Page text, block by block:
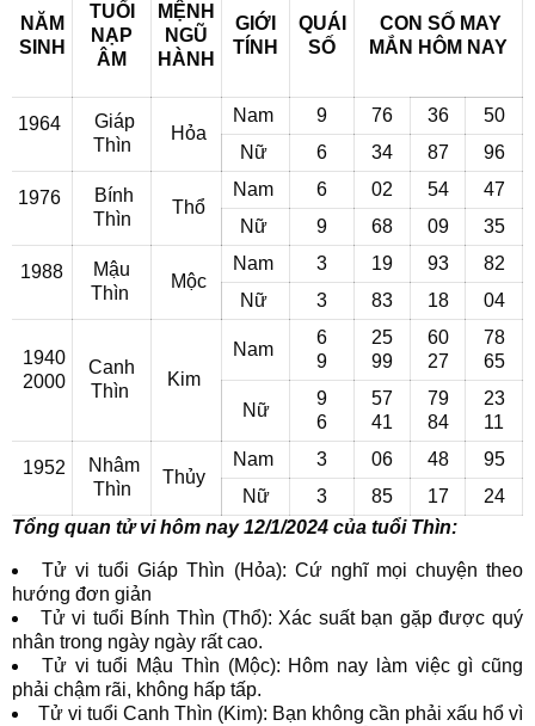
NĂM
SINH
TUỔI
NẠP
ÂM
MỆNH
NGŨ
HÀNH
GIỚI
TÍNH
QUÁI
SỐ
CON SỐ MAY
MẮN HÔM NAY
1964
Giáp
Thìn
Hỏa
Nam 9 76 36
50
Nữ
6 34 87 96
1976
Bính
Thìn
Thổ
Nam 6 02 54
47
Nữ
9 68 09 35
1988
Mậu
Thìn
Mộc
Nam 3 19 93
82
Nữ
3 83 18 04
1940
2000
Canh
Thìn
Kim
Nam
6
9
25
99
60
27
78
65
Nữ
9
6
57
41
79
84
23
11
1952
Nhâm
Thìn
Thủy
Nam 3 06 48
95
Nữ
3 85 17
24
Tổng quan tử vi hôm nay 12/1/2024 của tuổi Thìn:
Tử vi tuổi Giáp Thìn (Hỏa): Cứ nghĩ mọi chuyện theo
hướng đơn giản
Tử vi tuổi Bính Thìn (Thổ): Xác suất bạn gặp được quý
nhân trong ngày ngày rất cao.
Tử vi tuổi Mậu Thìn (Mộc): Hôm nay làm việc gì cũng
phải chậm rãi, không hấp tấp.
Tử vi tuổi Canh Thìn (Kim): Bạn không cần phải xấu hổ vì